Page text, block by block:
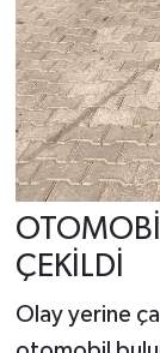
ÇEKİLDİ
Olay yerine